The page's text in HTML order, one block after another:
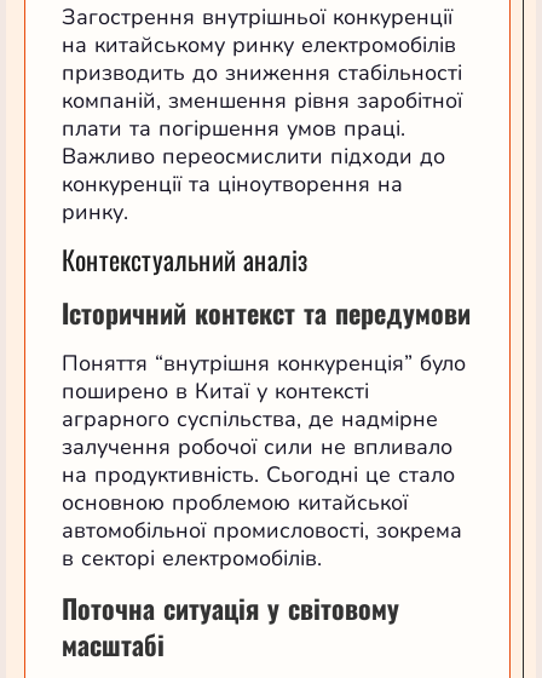
Загострення внутрішньої конкуренції
на китайському ринку електромобілів
призводить до зниження стабільності
компаній, зменшення рівня заробітної
плати та погіршення умов праці.
Важливо переосмислити підходи до
конкуренції та ціноутворення на
ринку.
Контекстуальний аналіз
Історичний контекст та передумови
Поняття “внутрішня конкуренція” було
поширено в Китаї у контексті
аграрного суспільства, де надмірне
залучення робочої сили не впливало
на продуктивність. Сьогодні це стало
основною проблемою китайської
автомобільної промисловості, зокрема
в секторі електромобілів.
Поточна ситуація у світовому
масштабі